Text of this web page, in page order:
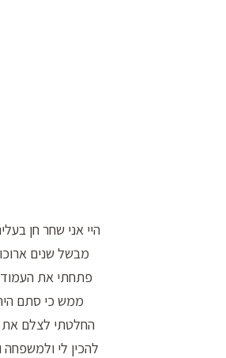
היי אני שחר חן
מבשל שנים
פתחתי את
ממש כי סתם
החלטתי לצלם את
להכין לי